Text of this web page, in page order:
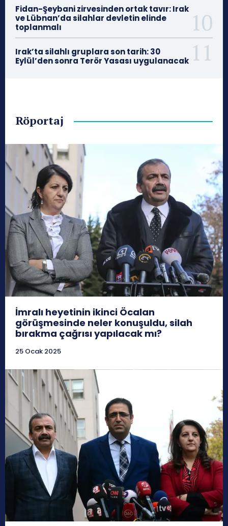
Fidan-Şeybani zirvesinden ortak tavır: Irak
ve Lübnan’da silahlar devletin elinde
toplanmalı
Irak’ta silahlı gruplara son tarih: 30
Eylül’den sonra Terör Yasası uygulanacak
Röportaj
İmralı heyetinin ikinci Öcalan
görüşmesinde neler konuşuldu, silah
bırakma çağrısı yapılacak mı?
25 Ocak 2025